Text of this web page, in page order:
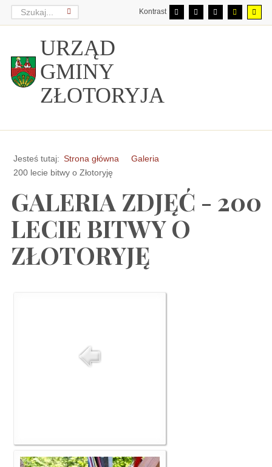
Kontrast
URZĄD
GMINY
ZŁOTORYJA
Jesteś tutaj: Strona główna
Galeria
200 lecie bitwy o Złotoryję
GALERIA ZDJĘĆ - 200
LECIE BITWY O
ZŁOTORYJĘ